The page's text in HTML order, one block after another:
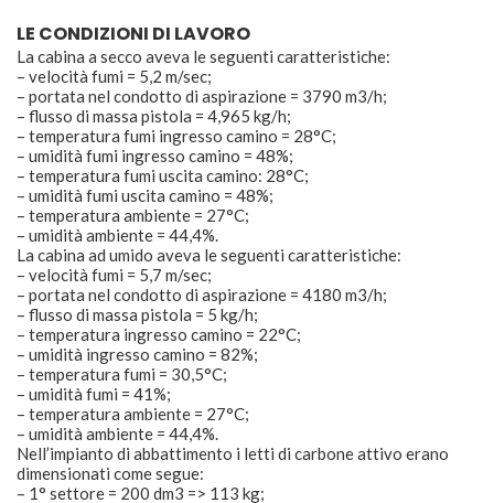
LE CONDIZIONI DI LAVORO
La cabina a secco aveva le seguenti caratteristiche:
– velocità fumi = 5,2 m/sec;
– portata nel condotto di aspirazione = 3790 m3/h;
– flusso di massa pistola = 4,965 kg/h;
– temperatura fumi ingresso camino = 28°C;
– umidità fumi ingresso camino = 48%;
– temperatura fumi uscita camino: 28°C;
– umidità fumi uscita camino = 48%;
– temperatura ambiente = 27°C;
– umidità ambiente = 44,4%.
La cabina ad umido aveva le seguenti caratteristiche:
– velocità fumi = 5,7 m/sec;
– portata nel condotto di aspirazione = 4180 m3/h;
– flusso di massa pistola = 5 kg/h;
– temperatura ingresso camino = 22°C;
– umidità ingresso camino = 82%;
– temperatura fumi = 30,5°C;
– umidità fumi = 41%;
– temperatura ambiente = 27°C;
– umidità ambiente = 44,4%.
Nell’impianto di abbattimento i letti di carbone attivo erano
dimensionati come segue:
– 1° settore = 200 dm3 => 113 kg;